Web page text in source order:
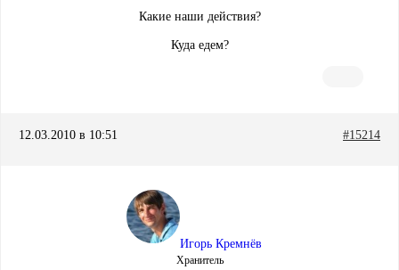
Какие наши действия?
Куда едем?
12.03.2010 в 10:51 #15214
Игорь Кремнёв
Хранитель